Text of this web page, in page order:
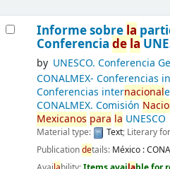
Informe sobre la
Conferencia dela
by UNESCO. Conferencia
CONALMEX- Conferencias
Conferencias internacional
CONALMEX. Comisión
Mexicanos para la UNESCO
Material type: Text; Literary
Publicationdetails: México :